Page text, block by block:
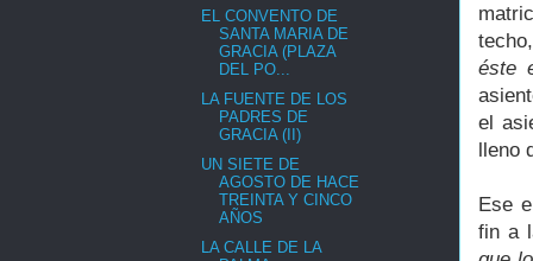
éste
el
Ese
fin a
EL CONVENTO DE
SANTA MARIA DE
GRACIA (PLAZA
DEL PO...
LA FUENTE DE LOS
PADRES DE
GRACIA (II)
UN SIETE DE
AGOSTO DE HACE
TREINTA Y CINCO
AÑOS
LA CALLE DE LA